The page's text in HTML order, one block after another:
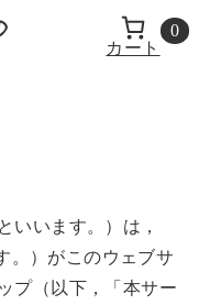
カート
0
いいます。）は，
。）がこのウェブサ
プ（以下，「本サー